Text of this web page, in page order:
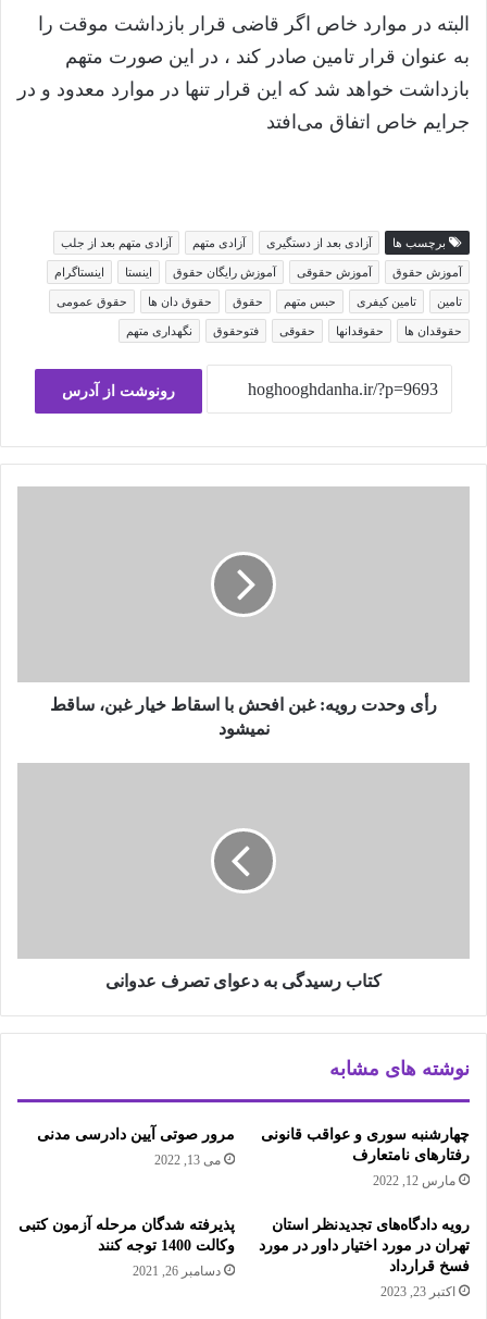
البته در موارد خاص اگر قاضی قرار بازداشت موقت را
به عنوان قرار تامین صادر کند ، در این صورت متهم
بازداشت خواهد شد که این قرار تنها در موارد معدود و در
جرایم خاص اتفاق می‌افتد
برچسب ها آزادی بعد از دستگیری آزادی متهم آزادی متهم بعد از جلب
آموزش حقوق آموزش حقوقی آموزش رایگان حقوق اینستا اینستاگرام
تامین تامین کیفری حبس متهم حقوق حقوق دان ها حقوق عمومی
حقوقدان ها حقوقدانها حقوقی فتوحقوق نگهداری متهم
رونوشت از آدرس
غبن،
ساقطرأی وحدت رویه: غبن افحش با اسقاط خیار غبن، ساقط
نمیشود
کتاب رسیدگی به دعوای تصرف عدوانی
نوشته های مشابه
چهارشنبه سوری و عواقب قانونی
رفتارهای نامتعارف
مارس 12, 2022
مرور صوتی آیین دادرسی مدنی
می 13, 2022
رويه دادگاه‌های تجديدنظر استان
تهران در مورد اختيار داور در مورد
فسخ قرارداد
اکتبر 23, 2023
پذیرفته شدگان مرحله آزمون کتبی
وکالت 1400 توجه کنند
دسامبر 26, 2021